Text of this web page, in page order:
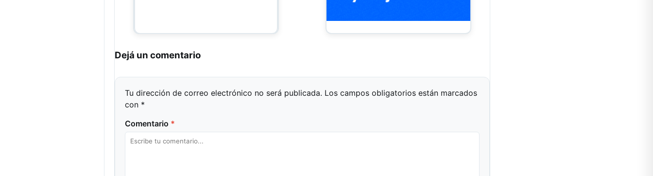
Dejá un comentario
Tu dirección de correo electrónico no será publicada. Los campos obligatorios están marcados
con *
Comentario *